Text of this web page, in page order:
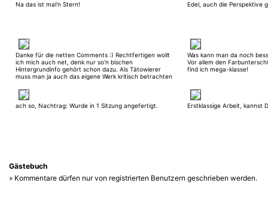
Na das ist mal'n Stern! Edel, auch die Perspektive
Danke für die netten Comments :) Rechtfertigen wollt
ich mich auch net, denk nur so'n bischen
Hintergrundinfo gehört schon dazu. Als Tätowierer
muss man ja auch das eigene Werk kritisch betrachten
Was kann man da noch
Vor allem den
find ich mega-klasse!
ach so, Nachtrag: Wurde in 1 Sitzung angefertigt. Erstklassige Arbeit, kannst
Gästebuch
» Kommentare dürfen nur von registrierten Benutzern geschrieben werden.